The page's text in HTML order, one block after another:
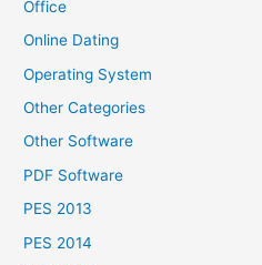
Office
Online Dating
Operating System
Other Categories
Other Software
PDF Software
PES 2013
PES 2014